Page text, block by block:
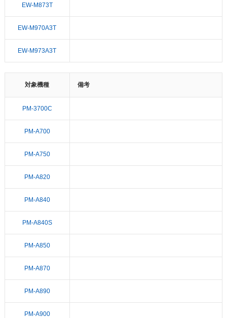
EW-M873T
EW-M970A3T
EW-M973A3T
対象機種 備考
PM-3700C
PM-A700
PM-A750
PM-A820
PM-A840
PM-A840S
PM-A850
PM-A870
PM-A890
PM-A900